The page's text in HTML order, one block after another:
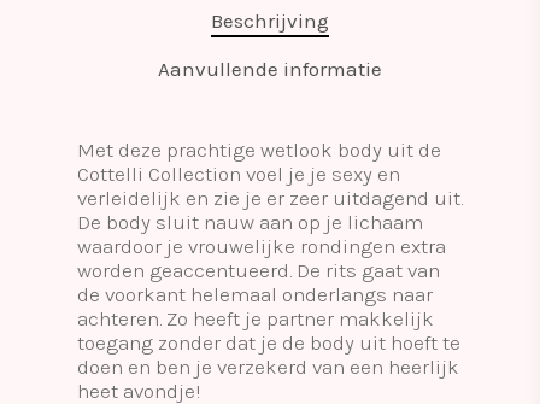
Beschrijving
Aanvullende informatie
Met deze prachtige wetlook body uit de
Cottelli Collection voel je je sexy en
verleidelijk en zie je er zeer uitdagend uit.
De body sluit nauw aan op je lichaam
waardoor je vrouwelijke rondingen extra
worden geaccentueerd. De rits gaat van
de voorkant helemaal onderlangs naar
achteren. Zo heeft je partner makkelijk
toegang zonder dat je de body uit hoeft te
doen en ben je verzekerd van een heerlijk
heet avondje!